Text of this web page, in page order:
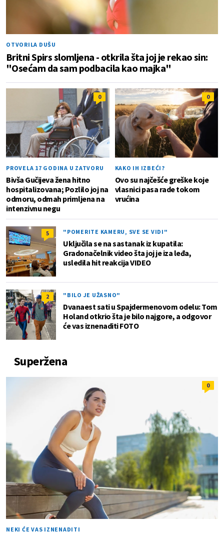
OTVORILA DUŠU
Britni Spirs slomljena - otkrila šta joj je rekao sin:
"Osećam da sam podbacila kao majka"
0
PROVELA 17 GODINA U ZATVORU
Bivša Gučijeva žena hitno
hospitalizovana; Pozlilo joj na
odmoru, odmah primljena na
intenzivnu negu
0
KAKO IH IZBEĆI?
Ovo su najčešće greške koje
vlasnici pasa rade tokom
vrućina
5 "POMERITE KAMERU, SVE SE VIDI"
Uključila se na sastanak iz kupatila:
Gradonačelnik video šta joj je iza leđa,
usledila hit reakcija VIDEO
2 "BILO JE UŽASNO"
Dvanaest sati u Spajdermenovom odelu: Tom
Holand otkrio šta je bilo najgore, a odgovor
će vas iznenaditi FOTO
Superžena
0
NEKI ĆE VAS IZNENADITI